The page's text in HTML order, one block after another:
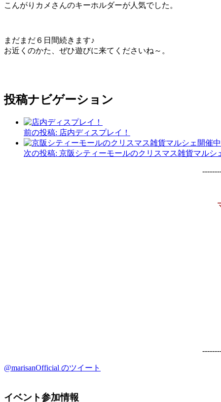
こんがりカメさんのキーホルダーが人気でした。
まだまだ６日間続きます♪
お近くのかた、ぜひ遊びに来てくださいね～。
投稿ナビゲーション
前の投稿: 店内ディスプレイ！
次の投稿: 京阪シティーモールのクリスマス雑貨マル
@marisanOfficial のツイート
イベント参加情報